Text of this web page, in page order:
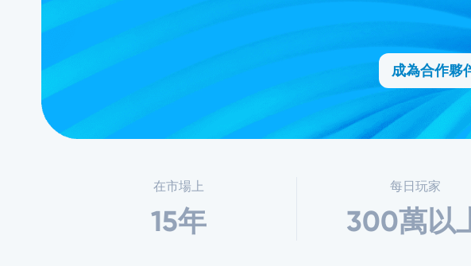
成為合作夥
在市場上
15年
每日玩家
300萬以